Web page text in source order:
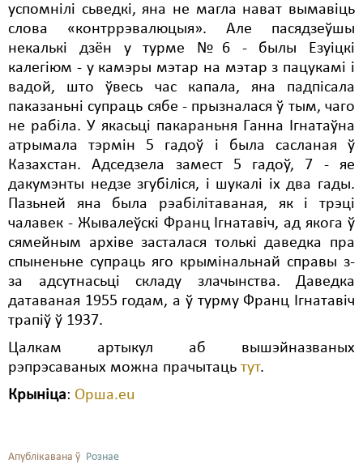
успомнілі сьведкі, яна не магла нават вымавіць
слова «контррэвалюцыя». Але пасядзеўшы
некалькі дзён у турме №6 - былы Езуіцкі
калегіюм - у камэры мэтар на мэтар з пацукамі і
вадой, што ўвесь час капала, яна падпісала
паказаньні супраць сябе - прызналася ў тым, чаго
не рабіла. У якасьці пакараньня Ганна Ігнатаўна
атрымала тэрмін 5 гадоў і была сасланая ў
Казахстан. Адседзела замест 5 гадоў, 7 - яе
дакумэнты недзе згубіліся, і шукалі іх два гады.
Пазьней яна была рэабілітаваная, як і трэці
чалавек - Жывалеўскі Франц Ігнатавіч, ад якога ў
сямейным архіве засталася толькі даведка пра
спыненьне супраць яго крымінальнай справы з-
за адсутнасьці складу злачынства. Даведка
датаваная 1955 годам, а ў турму Франц Ігнатавіч
трапіў ў 1937.
Цалкам артыкул аб вышэйназваных
рэпрэсаваных можна прачытаць тут.
Крыніца: Орша.eu
Апублікавана ў Рознае